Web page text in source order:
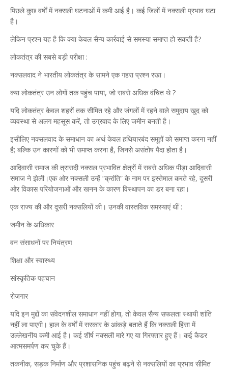
पिछले कुछ वर्षों में नक्सली घटनाओं में कमी आई है। कई जिलों में नक्सली प्रभाव घटा
है।
लेकिन प्रश्न यह है कि क्या केवल सैन्य कार्रवाई से समस्या समाप्त हो सकती है?
लोकतंत्र की सबसे बड़ी परीक्षा :
नक्सलवाद ने भारतीय लोकतंत्र के सामने एक गहरा प्रश्न रखा।
क्या लोकतंत्र उन लोगों तक पहुंच पाया, जो सबसे अधिक वंचित थे ?
यदि लोकतंत्र केवल शहरों तक सीमित रहे और जंगलों में रहने वाले समुदाय खुद को
व्यवस्था से अलग महसूस करें, तो उग्रवाद के लिए जमीन बनती है।
इसीलिए नक्सलवाद के समाधान का अर्थ केवल हथियारबंद समूहों को समाप्त करना नहीं
है; बल्कि उन कारणों को भी समाप्त करना है, जिनसे असंतोष पैदा होता है।
आदिवासी समाज की त्रासदी नक्सल प्रभावित क्षेत्रों में सबसे अधिक पीड़ा आदिवासी
समाज ने झेली।एक ओर नक्सली उन्हें “क्रांति” के नाम पर इस्तेमाल करते रहे, दूसरी
ओर विकास परियोजनाओं और खनन के कारण विस्थापन का डर बना रहा।
एक राज्य की और दूसरी नक्सलियों की। उनकी वास्तविक समस्याएं थीं :
जमीन के अधिकार
वन संसाधनों पर नियंत्रण
शिक्षा और स्वास्थ्य
सांस्कृतिक पहचान
रोजगार
यदि इन मुद्दों का संवेदनशील समाधान नहीं होगा, तो केवल सैन्य सफलता स्थायी शांति
नहीं ला पाएगी। हाल के वर्षों में सरकार के आंकड़े बताते हैं कि नक्सली हिंसा में
उल्लेखनीय कमी आई है। कई शीर्ष नक्सली मारे गए या गिरफ्तार हुए हैं। कई कैडर
आत्मसमर्पण कर चुके हैं।
तकनीक, सड़क निर्माण और प्रशासनिक पहुंच बढ़ने से नक्सलियों का प्रभाव सीमित